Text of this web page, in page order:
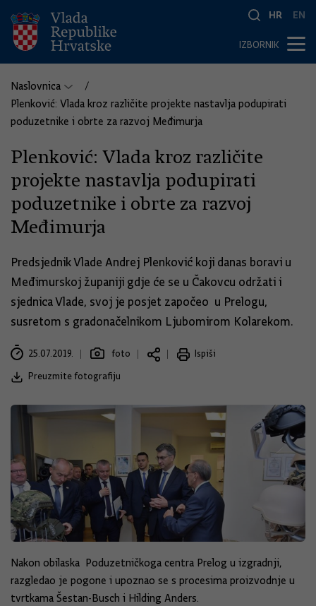
HR EN
IZBORNIK
Naslovnica
Plenković: Vlada kroz različite projekte nastavlja podupirati
poduzetnike i obrte za razvoj Međimurja
Plenković: Vlada kroz različite
projekte nastavlja podupirati
poduzetnike i obrte za razvoj
Međimurja
Predsjednik Vlade Andrej Plenković koji danas boravi u
Međimurskoj županiji gdje će se u Čakovcu održati i
sjednica Vlade, svoj je posjet započeo u Prelogu,
susretom s gradonačelnikom Ljubomirom Kolarekom.
25.07.2019. foto
Ispiši
Preuzmite fotografiju
Nakon obilaska Poduzetničkoga centra Prelog u izgradnji,
razgledao je pogone i upoznao se s procesima proizvodnje u
tvrtkama Šestan-Busch i Hilding Anders.